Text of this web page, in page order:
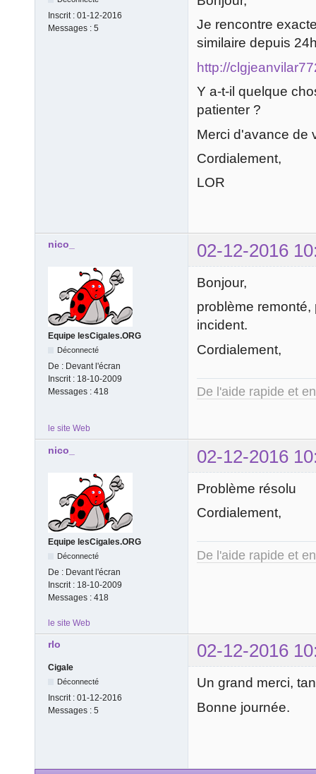
Inscrit : 01-12-2016
Messages : 5
Je rencontre
similaire depuis
http://
Y a-t-il quelque
patienter ?
Merci d'avance de
Cordialement,
LOR
nico_ 02-12-2016
Equipe lesCigales.ORG
Déconnecté
De : Devant l'écran
Inscrit : 18-10-2009
Messages : 418
Bonjour,
problème
incident.
Cordialement,
De l'aide rapide et
le site Web
nico_ 02-12-2016
Equipe lesCigales.ORG
Déconnecté
De : Devant l'écran
Inscrit : 18-10-2009
Messages : 418
Problème résolu
Cordialement,
De l'aide rapide et
le site Web
rlo 02-12-2016
Cigale
Déconnecté
Inscrit : 01-12-2016
Messages : 5
Un grand merci,
Bonne journée.